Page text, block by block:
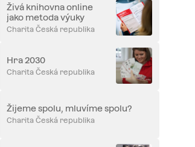
Živá knihovna online
jako metoda výuky
Charita Česká republika
Hra 2030
Charita Česká republika
Žijeme spolu, mluvíme spolu?
Charita Česká republika